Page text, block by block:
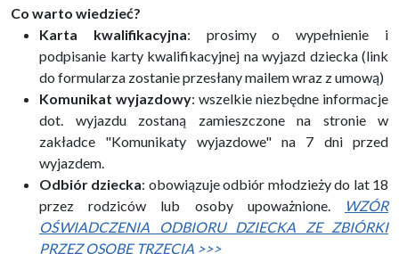
Co warto wiedzieć?
Karta kwalifikacyjna: prosimy o wypełnienie i
podpisanie karty kwalifikacyjnej na wyjazd dziecka (link
do formularza zostanie przesłany mailem wraz z umową)
Komunikat wyjazdowy: wszelkie niezbędne informacje
dot. wyjazdu zostaną zamieszczone na stronie w
zakładce "Komunikaty wyjazdowe" na 7 dni przed
wyjazdem.
Odbiór dziecka: obowiązuje odbiór młodzieży do lat 18
przez rodziców lub osoby upoważnione.
WZÓR
OŚWIADCZENIA ODBIORU DZIECKA ZE ZBIÓRKI
PRZEZ OSOBĘ TRZECIĄ >>>